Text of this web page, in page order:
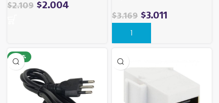
$2.109 $2.004
$3.169 $3.011
-28%